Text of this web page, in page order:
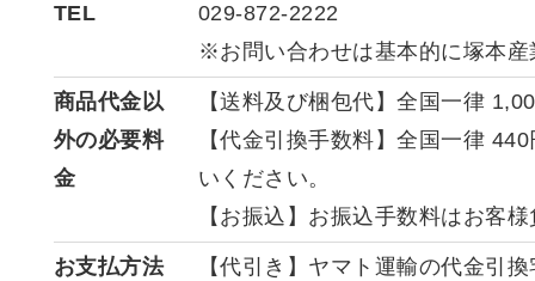
TEL
029-872-2222
※お問い合わせは基本的に塚本産
商品代金以
外の必要料
金
【送料及び梱包代】全国一律
【代金引換手数料】全国一律
いください。
【お振込】お振込手数料はお客
お支払方法
【代引き】ヤマト運輸の代金引